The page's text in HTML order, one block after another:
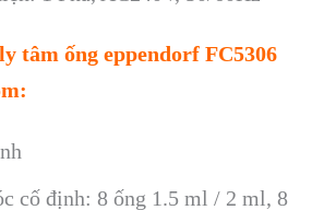
tâm ống eppendorf FC5306
cố định: 8 ống 1.5 ml / 2 ml, 8